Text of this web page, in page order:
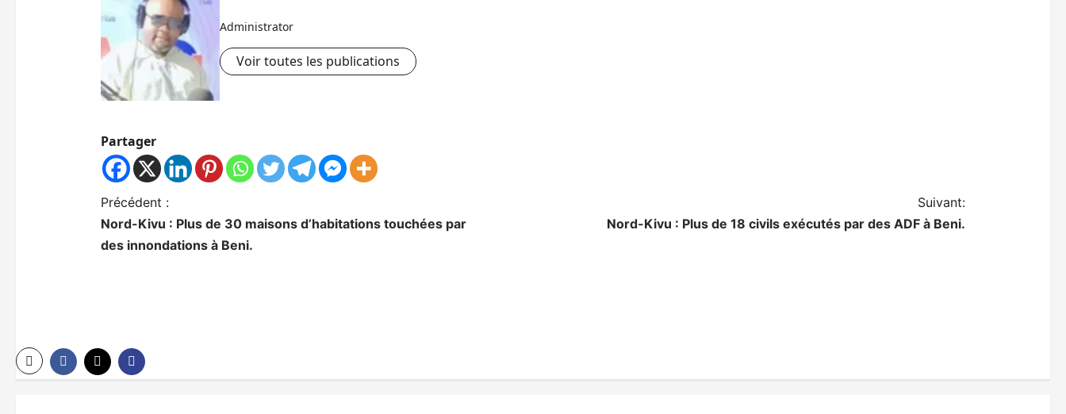
Administrator
Voir toutes les publications
Partager
N
a
a
t
Précédent :
Nord-Kivu : Plus de 30 maisons d’habitations touchées par
des innondations à Beni.
Suivant:
Nord-Kivu : Plus de 18 civils exécutés par des ADF à Beni.